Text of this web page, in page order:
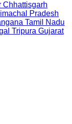
Chhattisgarh
Pradesh
Tamil Nadu
Tripura Gujarat